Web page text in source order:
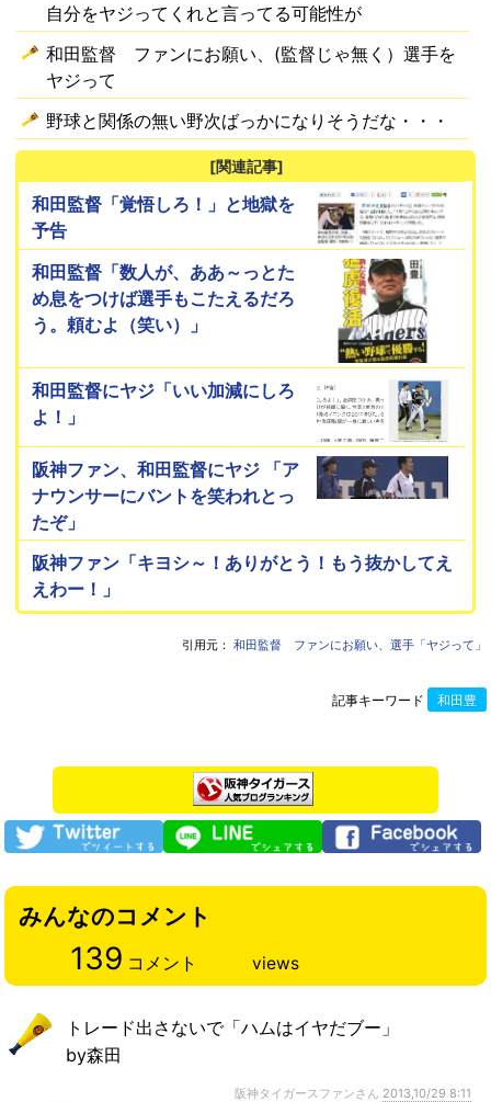
自分をヤジってくれと言ってる可能性が
和田監督 ファンにお願い、(監督じゃ無く）選手を
ヤジって
野球と関係の無い野次ばっかになりそうだな・・・
[関連記事]
和田監督「覚悟しろ！」と地獄を
予告
和田監督「数人が、ああ～っとた
め息をつけば選手もこたえるだろ
う。頼むよ（笑い）」
和田監督にヤジ「いい加減にしろ
よ！」
阪神ファン、和田監督にヤジ 「ア
ナウンサーにバントを笑われとっ
たぞ」
阪神ファン「キヨシ～！ありがとう！もう抜かしてえ
えわー！」
引用元： 和田監督 ファンにお願い、選手「ヤジって」
記事キーワード 和田豊
みんなのコメント
139 コメント views
トレード出さないで「ハムはイヤだブー」
by森田
阪神タイガースファンさん 2013,10/29 8:11